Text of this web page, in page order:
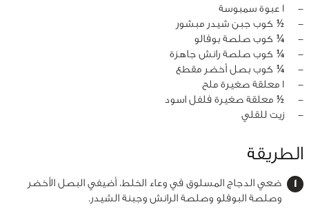
‏-
1 عبوة سمبوسة
‏-
½ كوب جبن شيدر مبشور
‏-
¼ كوب صلصة بوفالو
‏-
¼ كوب صلصة رانش جاهزة
‏-
¼ كوب بصل أخضر مقطع
‏-
1 معلقة صغيرة ملح
‏-
½ معلقة صغيرة فلفل اسود
‏-
زيت للقلي
الطريقة
ضعي الدجاج المسلوق في وعاء الخلط، أضيفي البصل الأخضر
وصلصة البوفلو وصلصة الرانش وجبنة الشيدر.